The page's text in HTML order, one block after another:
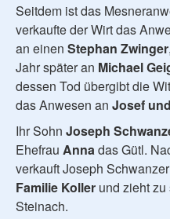
Seitdem ist das
verkaufte der Wirt das
an einen Stephan Zwinger
Jahr später an Michael
dessen Tod übergibt die
das Anwesen an Josef
Ihr Sohn Joseph
Ehefrau Annadas Gütl.
verkauft Joseph Schwanzer
Familie Koller und zieht
Steinach.